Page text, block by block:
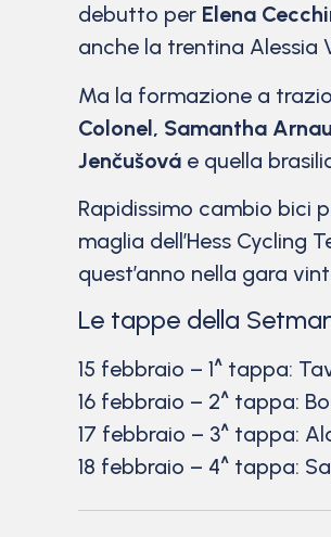
debutto per Elena
anche la trentina Alessia
Ma la formazione a
Colonel, Samantha
Jenčušová e quella
Rapidissimo cambio bici
maglia dell’Hess Cycling
quest’anno nella gara
Le tappe della
15 febbraio – 1^ tappa:
16 febbraio – 2^ tappa:
17 febbraio – 3^ tappa:
18 febbraio – 4^ tappa: